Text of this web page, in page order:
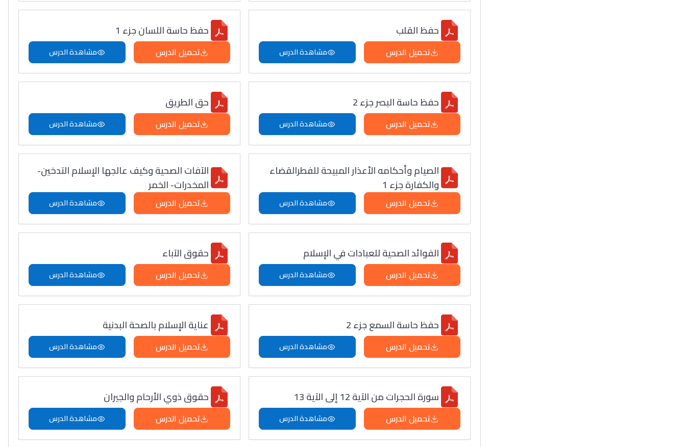
حفظ القلب
تحميل الدرس مشاهدة الدرس
حفظ حاسة اللسان جزء 1
تحميل الدرس مشاهدة الدرس
حفظ حاسة البصر جزء 2
تحميل الدرس مشاهدة الدرس
حق الطريق
تحميل الدرس مشاهدة الدرس
الصيام وأحكامه الأعذار المبيحة للفطرالقضاء
والكفارة جزء 1
تحميل الدرس مشاهدة الدرس
الآفات الصحية وكيف عالجها الإسلام التدخين-
المخدرات- الخمر
تحميل الدرس مشاهدة الدرس
الفوائد الصحية للعبادات في الإسلام
تحميل الدرس مشاهدة الدرس
حقوق الآباء
تحميل الدرس مشاهدة الدرس
حفظ حاسة السمع جزء 2
تحميل الدرس مشاهدة الدرس
عناية الإسلام بالصحة البدنية
تحميل الدرس مشاهدة الدرس
سورة الحجرات من الآية 12 إلى الآية 13
تحميل الدرس مشاهدة الدرس
حقوق ذوي الأرحام والجيران
تحميل الدرس مشاهدة الدرس